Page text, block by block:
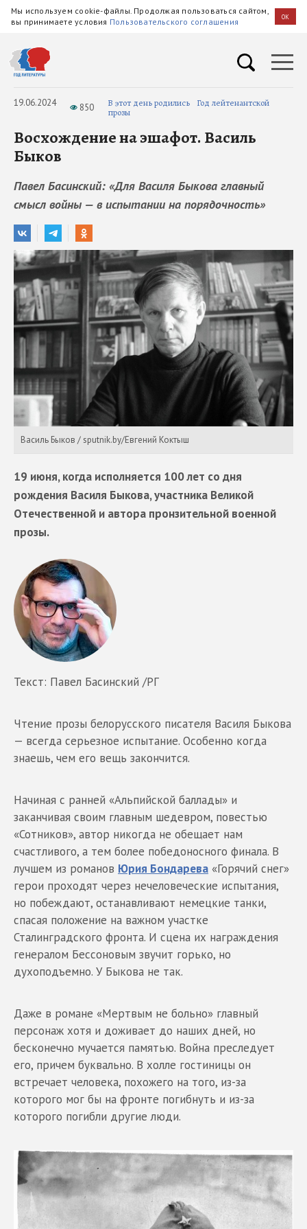
Мы используем cookie-файлы. Продолжая пользоваться сайтом,
вы принимаете условия Пользовательского соглашения OK
19.06.2024 850 В этот день родились
Год лейтенантской
прозы
Восхождение на эшафот. Василь
Быков
Павел Басинский: «Для Василя Быкова главный
смысл войны — в испытании на порядочность»
Василь Быков / sputnik.by/Евгений Коктыш
19 июня, когда исполняется 100 лет со дня
рождения Василя Быкова, участника Великой
Отечественной и автора пронзительной военной
прозы.
Текст: Павел Басинский /РГ
Чтение прозы белорусского писателя Василя Быкова
— всегда серьезное испытание. Особенно когда
знаешь, чем его вещь закончится.
Начиная с ранней «Альпийской баллады» и
заканчивая своим главным шедевром, повестью
«Сотников», автор никогда не обещает нам
счастливого, а тем более победоносного финала. В
лучшем из романов Юрия Бондарева «Горячий снег»
герои проходят через нечеловеческие испытания,
но побеждают, останавливают немецкие танки,
спасая положение на важном участке
Сталинградского фронта. И сцена их награждения
генералом Бессоновым звучит горько, но
духоподъемно. У Быкова не так.
Даже в романе «Мертвым не больно» главный
персонаж хотя и доживает до наших дней, но
бесконечно мучается памятью. Война преследует
его, причем буквально. В холле гостиницы он
встречает человека, похожего на того, из-за
которого мог бы на фронте погибнуть и из-за
которого погибли другие люди.